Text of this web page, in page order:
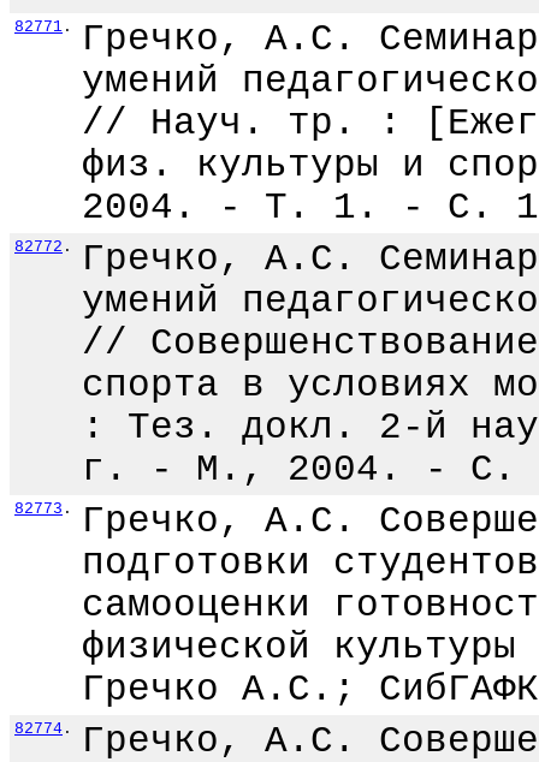
82771 .
Гречко, А.С.
умений
// Науч. тр. :
физ. культуры и
2004. - Т. 1. - С.
82772 .
Гречко, А.С.
умений
//
спорта в условиях
: Тез. докл. 2-й
г. - М., 2004. - С.
82773 .
Гречко, А.С.
подготовки
самооценки
физической
Гречко А.С.;
82774 . Гречко, А.С.